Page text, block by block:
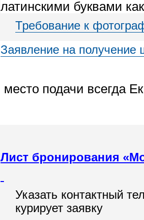
латинскими буквами
Требование к
Заявление на получение
место подачи всегда
Лист бронирования
Указать контактный
курирует заявку